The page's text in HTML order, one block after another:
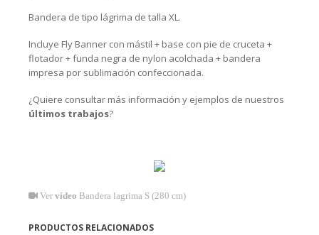
Bandera de tipo lágrima de talla XL.
Incluye Fly Banner con mástil + base con pie de cruceta +
flotador + funda negra de nylon acolchada + bandera
impresa por sublimación confeccionada.
¿Quiere consultar más información y ejemplos de nuestros
últimos trabajos?
Ver vídeo Bandera lagrima S (280 cm)
PRODUCTOS RELACIONADOS